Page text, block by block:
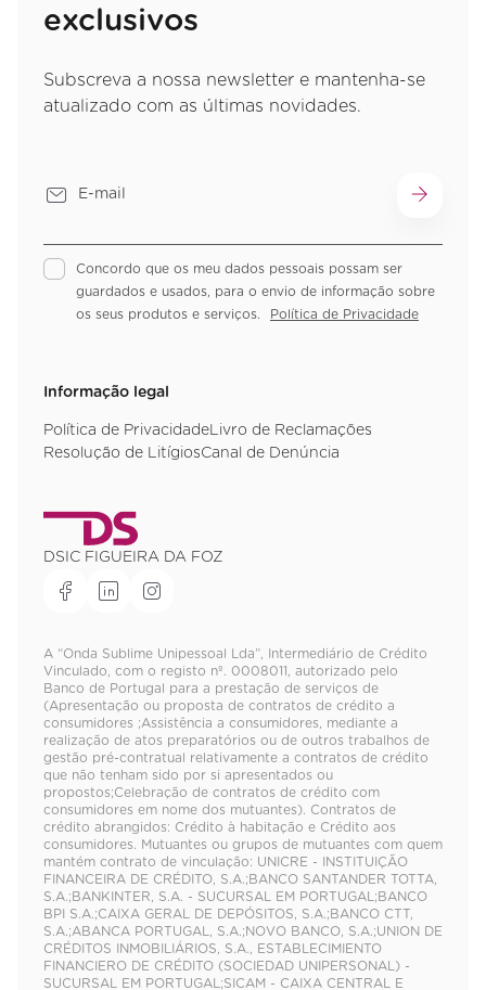
exclusivos
Subscreva a nossa newsletter e mantenha-se
atualizado com as últimas novidades.
Concordo que os meu dados pessoais possam ser
guardados e usados, para o envio de informação sobre
os seus produtos e serviços.
Política de Privacidade
Informação legal
Política de Privacidade Livro de Reclamações
Resolução de LitígiosCanal de Denúncia
DSIC FIGUEIRA DA FOZ
A “Onda Sublime Unipessoal Lda”, Intermediário de Crédito
Vinculado, com o registo nº. 0008011, autorizado pelo
Banco de Portugal para a prestação de serviços de
(Apresentação ou proposta de contratos de crédito a
consumidores ;Assistência a consumidores, mediante a
realização de atos preparatórios ou de outros trabalhos de
gestão pré-contratual relativamente a contratos de crédito
que não tenham sido por si apresentados ou
propostos;Celebração de contratos de crédito com
consumidores em nome dos mutuantes). Contratos de
crédito abrangidos: Crédito à habitação e Crédito aos
consumidores. Mutuantes ou grupos de mutuantes com quem
mantém contrato de vinculação: UNICRE - INSTITUIÇÃO
FINANCEIRA DE CRÉDITO, S.A.;BANCO SANTANDER TOTTA,
S.A.;BANKINTER, S.A. - SUCURSAL EM PORTUGAL;BANCO
BPI S.A.;CAIXA GERAL DE DEPÓSITOS, S.A.;BANCO CTT,
S.A.;ABANCA PORTUGAL, S.A.;NOVO BANCO, S.A.;UNION DE
CRÉDITOS INMOBILIÁRIOS, S.A., ESTABLECIMIENTO
FINANCIERO DE CRÉDITO (SOCIEDAD UNIPERSONAL) -
SUCURSAL EM PORTUGAL;SICAM - CAIXA CENTRAL E